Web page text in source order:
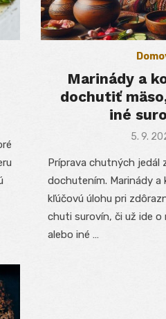
Marinády a
dochutiť
iné
Posted
5. 9.
Príprava chutných jedál
dochutením. Marinády a
kľúčovú úlohu pri
chuti surovín, či už ide o
alebo iné …